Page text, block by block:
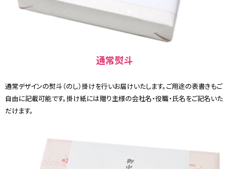
通常熨斗
通常デザインの熨斗（のし）掛けを行いお届けいたします。ご用途の表書きもご
自由に記載可能です。掛け紙には贈り主様の会社名・役職・氏名をご記名いた
だけます。